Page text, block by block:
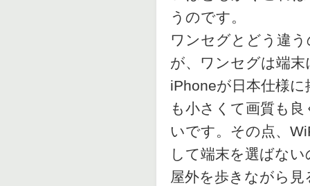
うのです。
ワンセグとどう違
が、ワンセグは端
iPhoneが日本仕様
も小さくて画質も
いです。その点、
して端末を選ばな
屋外を歩きながら